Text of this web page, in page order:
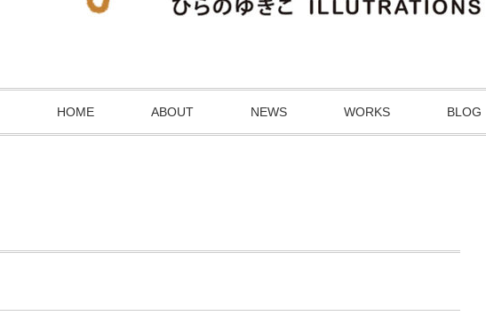
HOME ABOUT NEWS WORKS BLOG